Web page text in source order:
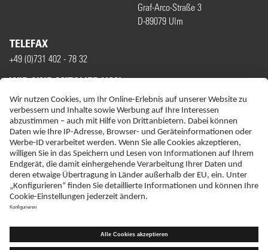
Graf-Arco-Straße 3
D-89079 Ulm
TELEFAX
+49 (0)731 402 - 78 32
WIR SIND MITGLIED VON
ERKLÄRUNG ZUR BARRIEREFREIHEIT
IMPRESSUM
NEBENWIRKUNGSANZEIGEN